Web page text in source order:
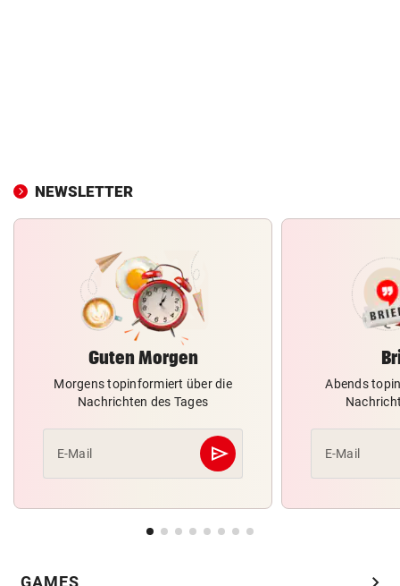
NEWSLETTER
Guten Morgen
Morgens topinformiert über die
Nachrichten des Tages
E-Mail send
Abschicken
Abends
E-Mail
GAMES